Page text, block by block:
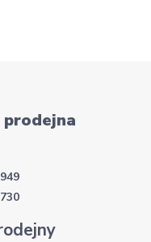
prodejna